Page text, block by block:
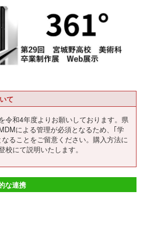
て
令和4年度よりお願いしております。県
による管理が必須となるため、｢学
ることをご留意ください。購入方法に
校にて説明いたします。
な連携